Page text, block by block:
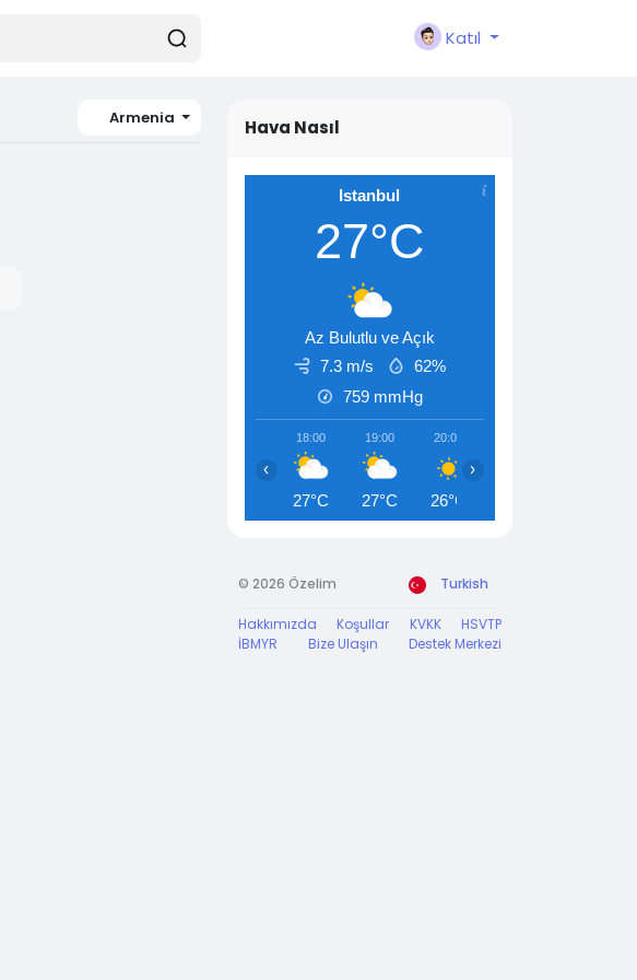
Katıl
Armenia Hava Nasıl
Istanbul
27°C
Az Bulutlu ve Açık
7.3 m/s
62%
759 mmHg
18:00
27°C
19:00
27°C
20:00
26°C
‹ ›
© 2026 Özelim Turkish
Hakkımızda Koşullar KVKK
HSVTP
İBMYR
Bize Ulaşın Destek Merkezi